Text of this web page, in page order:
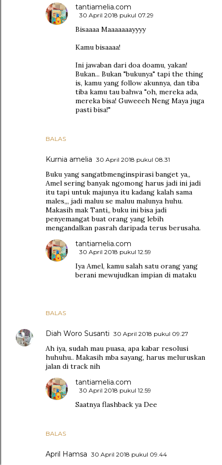
BALAS
tantiamelia.com
30 April 2018 pukul 07.29
Bisaaaa Maaaaaaayyyy
Kamu bisaaaa!
Ini jawaban dari doa doamu, yakan!
Bukan... Bukan "bukunya" tapi the thing
is, kamu yang follow akunnya, dan tiba
tiba kamu tau bahwa "oh, mereka ada,
mereka bisa! Guweeeh Neng Maya juga
pasti bisa!"
Kurnia amelia 30 April 2018 pukul 08.31
Buku yang sangatbmenginspirasi banget ya,,
Amel sering banyak ngomong harus jadi ini jadi
itu tapi untuk majunya itu kadang kalah sama
males,,, jadi maluu se maluu malunya huhu.
Makasih mak Tanti,, buku ini bisa jadi
penyemangat buat orang yang lebih
mengandalkan pasrah daripada terus berusaha.
BALAS
tantiamelia.com
30 April 2018 pukul 12.59
Iya Amel, kamu salah satu orang yang
berani mewujudkan impian di mataku
Diah Woro Susanti 30 April 2018 pukul 09.27
Ah iya, sudah mau puasa, apa kabar resolusi
huhuhu.. Makasih mba sayang, harus meluruskan
jalan di track nih
BALAS
tantiamelia.com
30 April 2018 pukul 12.59
Saatnya flashback ya Dee
April Hamsa 30 April 2018 pukul 09.44